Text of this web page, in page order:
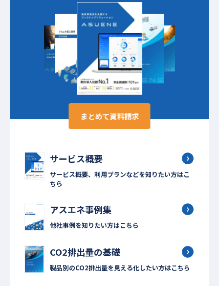
まとめて資料請求
サービス概要
サービス概要、利用プランなどを知りたい方はこ
ちら
アスエネ事例集
他社事例を知りたい方はこちら
CO2排出量の基礎
製品別のCO2排出量を見える化したい方はこちら